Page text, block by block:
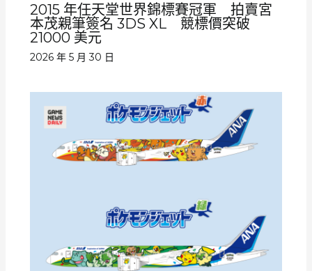
2015 年任天堂世界錦標賽冠軍 拍賣宮
本茂親筆簽名 3DS XL 競標價突破
21000 美元
2026 年 5 月 30 日